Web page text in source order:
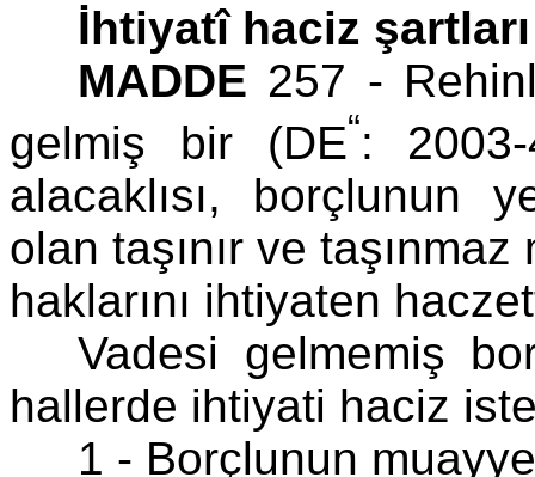
İhtiyatî haciz
MADDE 257 -
gelmiş bir (DE“:
alacaklısı, borçlunun
olan taşınır ve
haklarını ihtiyaten
Vadesi gelmemiş
hallerde ihtiyati haciz
1 - Borçlunun